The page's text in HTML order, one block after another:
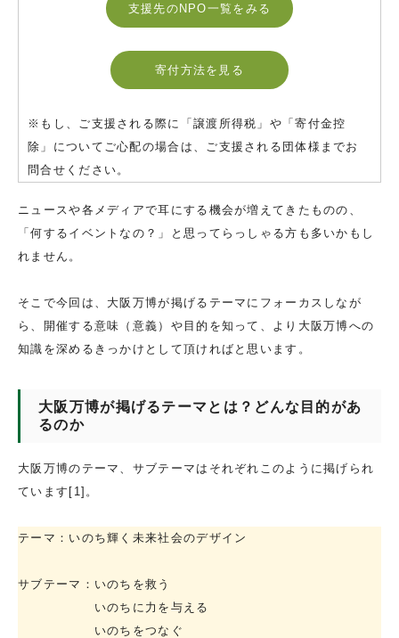
支援先のNPO一覧をみる
寄付方法を見る
※もし、ご支援される際に「譲渡所得税」や「寄付金控
除」についてご心配の場合は、ご支援される団体様までお
問合せください。
ニュースや各メディアで耳にする機会が増えてきたものの、
「何するイベントなの？」と思ってらっしゃる方も多いかもし
れません。
そこで今回は、大阪万博が掲げるテーマにフォーカスしなが
ら、開催する意味（意義）や目的を知って、より大阪万博への
知識を深めるきっかけとして頂ければと思います。
大阪万博が掲げるテーマとは？どんな目的があ
るのか
大阪万博のテーマ、サブテーマはそれぞれこのように掲げられ
ています[1]。
テーマ：いのち輝く未来社会のデザイン
サブテーマ：いのちを救う
いのちに力を与える
いのちをつなぐ